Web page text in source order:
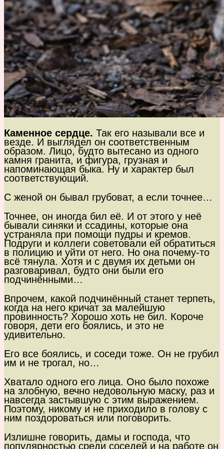
Каменное сердце. Так его называли все и
везде. И выглядел он соответственным
образом. Лицо, будто вытесано из одного
камня гранита, и фигура, грузная и
напоминающая быка. Ну и характер был
соответствующий.
С женой он бывал грубоват, а если точнее…
Точнее, он иногда бил её. И от этого у неё
бывали синяки и ссадины, которые она
устраняла при помощи пудры и кремов.
Подруги и коллеги советовали ей обратиться
в полицию и уйти от него. Но она почему-то
всё тянула. Хотя и с двумя их детьми он
разговаривал, будто они были его
подчинёнными…
Впрочем, какой подчинённый станет терпеть,
когда на него кричат за малейшую
провинность? Хорошо хоть не бил. Короче
говоря, дети его боялись, и это не
удивительно.
Его все боялись, и соседи тоже. Он не грубил
им и не трогал, но…
Хватало одного его лица. Оно было похоже
на злобную, вечно недовольную маску, раз и
навсегда застывшую с этим выражением.
Поэтому, никому и не приходило в голову с
ним поздороваться или поговорить.
Излишне говорить, дамы и господа, что
популярностью среди соседей и на работе он